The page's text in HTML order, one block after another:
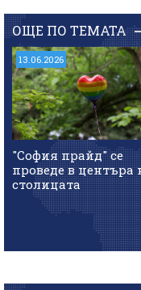
ОЩЕ ПО ТЕМАТА
13.06.2026
"София прайд" се
проведе в центъра
столицата